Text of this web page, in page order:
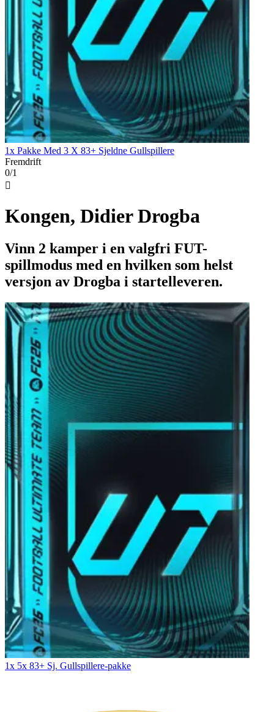
1x Pakke Med 3 X 83+ Sjeldne Gullspillere
Fremdrift
0/1

Kongen, Didier Drogba
Vinn 2 kamper i en valgfri FUT-
spillmodus med en hvilken som helst
versjon av Drogba i startelleveren.
1x 5x 83+ Sj. Gullspillere-pakke